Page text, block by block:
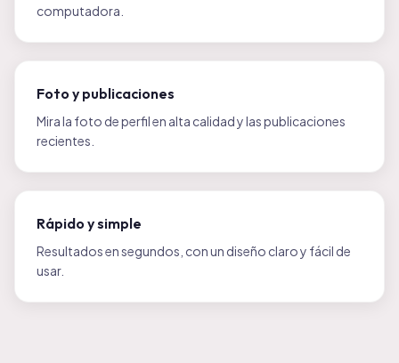
computadora.
Foto y publicaciones
Mira la foto de perfil en alta calidad y las publicaciones
recientes.
Rápido y simple
Resultados en segundos, con un diseño claro y fácil de
usar.